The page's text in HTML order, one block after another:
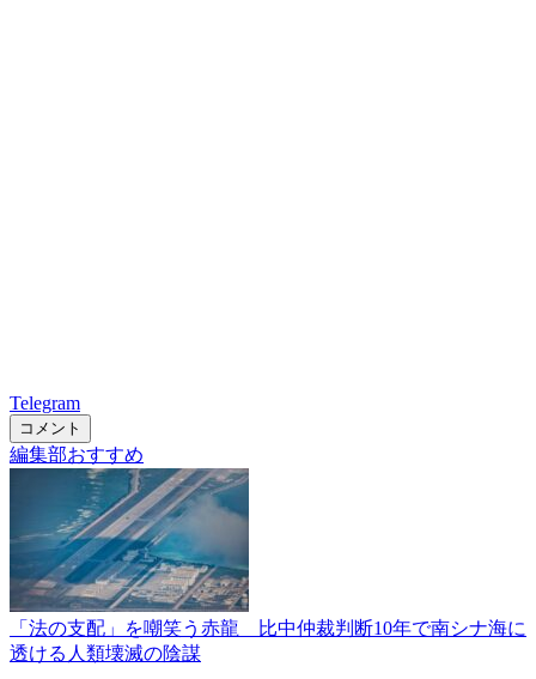
Telegram
コメント
編集部おすすめ
「法の支配」を嘲笑う赤龍 比中仲裁判断10年で南シナ海に
透ける人類壊滅の陰謀